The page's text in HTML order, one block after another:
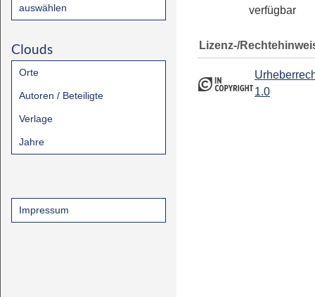
auswählen
Clouds
Orte
Autoren / Beteiligte
Verlage
Jahre
Impressum
verfügbar
Lizenz-/
1.0